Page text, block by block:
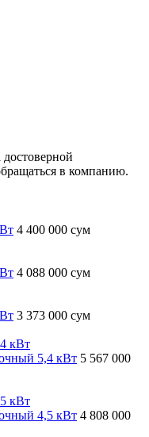
в компанию.
4 400 000 сум
4 088 000 сум
3 373 000 сум
5,4 кВт 5 567 000
4,5 кВт 4 808 000